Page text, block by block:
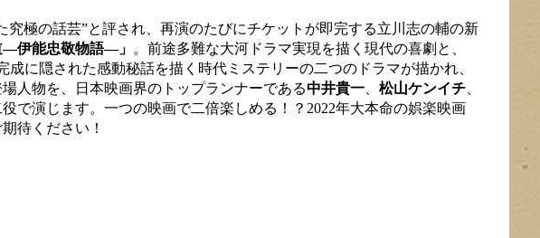
究極の話芸”と評され、再演のたびにチケットが即完する立川志の輔の新
―伊能忠敬物語―」 。前途多難な大河ドラマ実現を描く現代の喜劇と、
成に隠された感動秘話を描く時代ミステリーの二つのドラマが描かれ、
人物を、日本映画界のトップランナーである中井貴一 松山ケンイチ
で演じます。一つの映画で二倍楽しめる！？2022年大本命の娯楽映画
待ください！